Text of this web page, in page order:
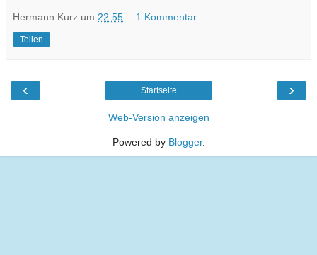
Hermann Kurz um 22:55 1 Kommentar:
Teilen
‹ ›
Startseite
Web-Version anzeigen
Powered by Blogger.